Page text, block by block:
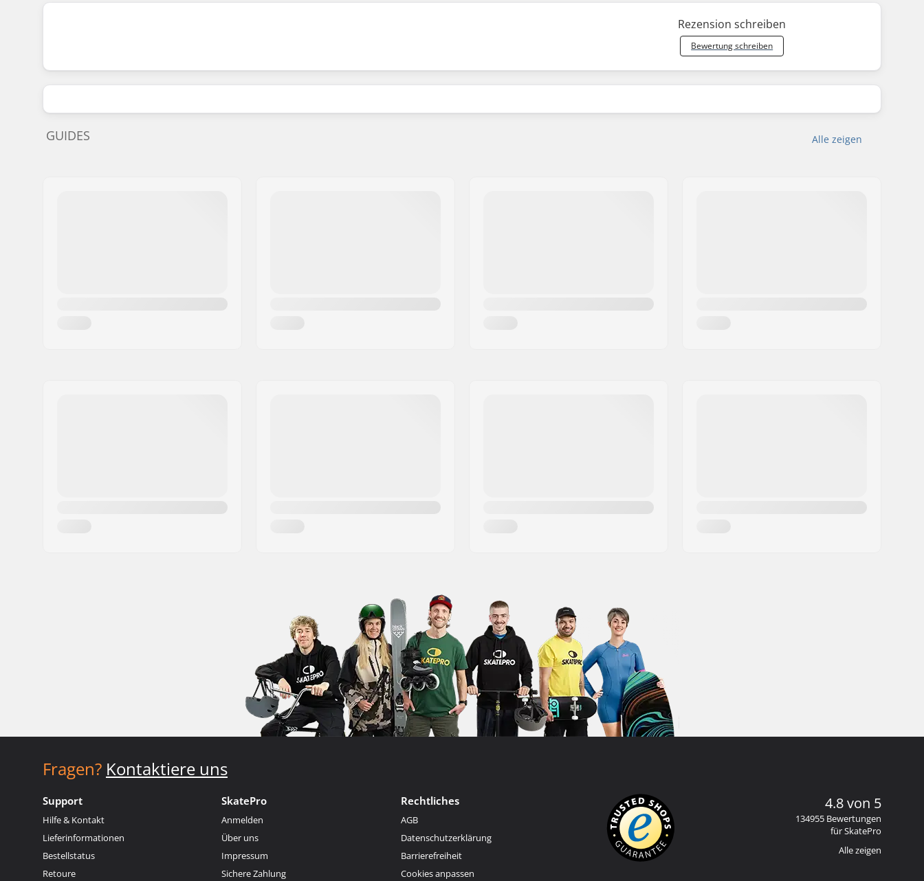
Rezension schreiben
Bewertung schreiben
Alle zeigen
GUIDES
Fragen? Kontaktiere uns
Support
Hilfe & Kontakt
Lieferinformationen
Bestellstatus
Retoure
SkatePro
Anmelden
Über uns
Impressum
Sichere Zahlung
Rechtliches
AGB
Datenschutzerklärung
Barrierefreiheit
Cookies anpassen
4.8 von 5
134955 Bewertungen
für SkatePro
Alle zeigen